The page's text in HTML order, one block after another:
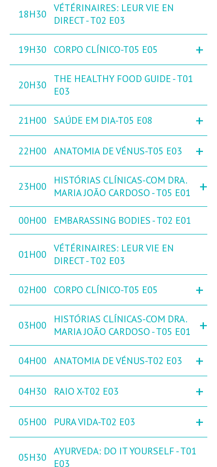
18H30
VÉTÉRINAIRES: LEUR VIE EN
DIRECT - T02 E03
19H30 CORPO CLÍNICO-T05 E05 +
20H30
THE HEALTHY FOOD GUIDE - T01
E03
21H00 SAÚDE EM DIA-T05 E08 +
22H00 ANATOMIA DE VÉNUS-T05 E03 +
23H00
HISTÓRIAS CLÍNICAS-COM DRA.
MARIA JOÃO CARDOSO - T05 E01
+
00H00 EMBARASSING BODIES - T02 E01
01H00
VÉTÉRINAIRES: LEUR VIE EN
DIRECT - T02 E03
02H00 CORPO CLÍNICO-T05 E05 +
03H00
HISTÓRIAS CLÍNICAS-COM DRA.
MARIA JOÃO CARDOSO - T05 E01
+
04H00 ANATOMIA DE VÉNUS-T02 E03 +
04H30 RAIO X-T02 E03 +
05H00 PURA VIDA-T02 E03 +
05H30
AYURVEDA: DO IT YOURSELF - T01
E03